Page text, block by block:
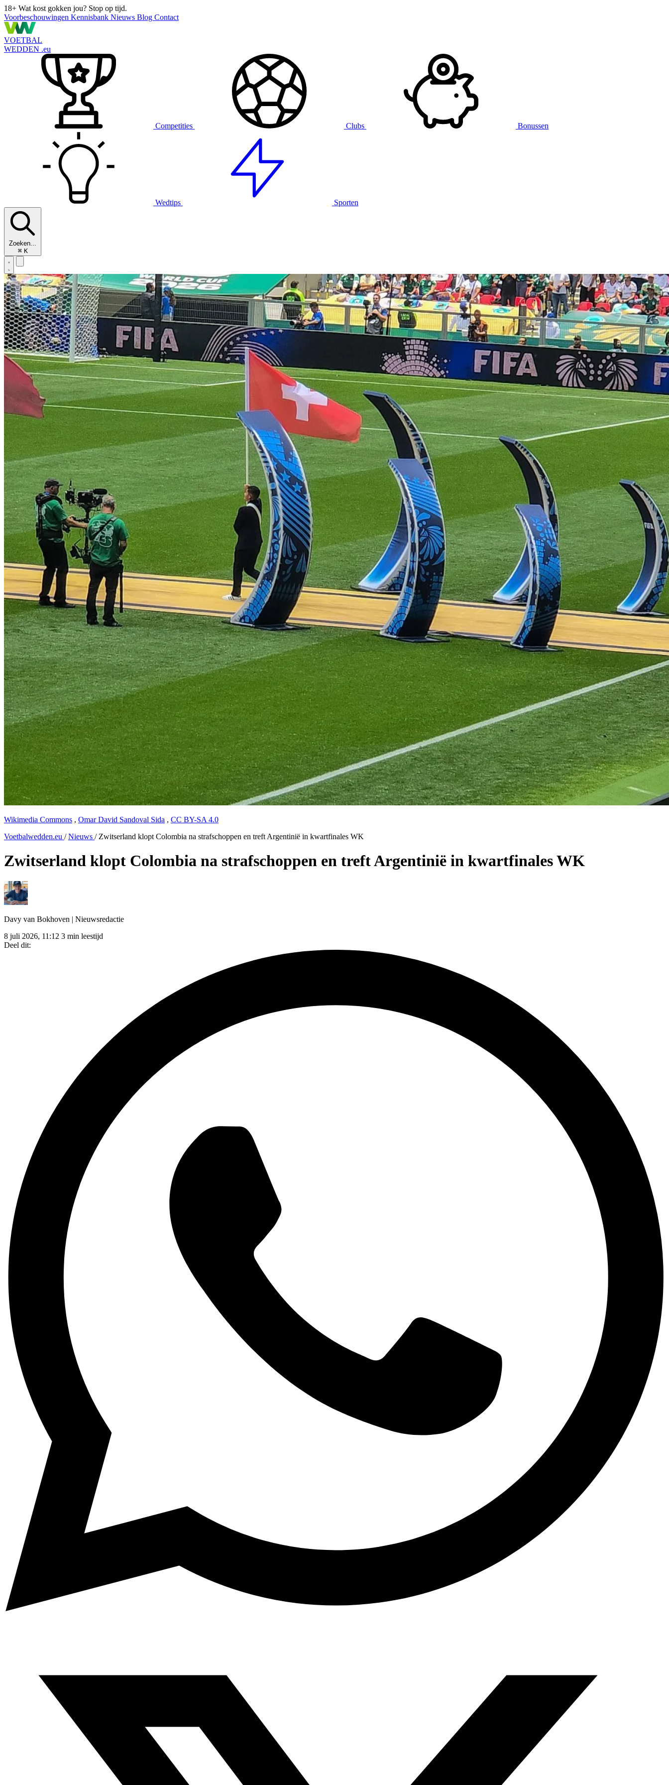
18+ Wat kost gokken jou? Stop op tijd.
Voorbeschouwingen Kennisbank Nieuws Blog Contact
VOETBAL
WEDDEN .eu
Competities Clubs Bonussen
Wedtips Sporten
Zoeken...
⌘ K
Wikimedia Commons , Omar David Sandoval Sida , CC BY-SA 4.0
Voetbalwedden.eu / Nieuws / Zwitserland klopt Colombia na strafschoppen en treft Argentinië in kwartfinales WK
Zwitserland klopt Colombia na strafschoppen en treft Argentinië in kwartfinales WK
Davy van Bokhoven | Nieuwsredactie
8 juli 2026, 11:12 3 min leestijd
Deel dit: